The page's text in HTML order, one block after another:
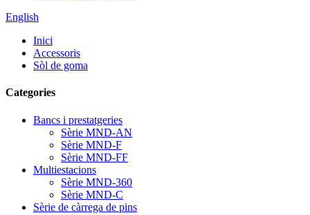
English
Inici
Accessoris
Sòl de goma
Categories
Bancs i prestatgeries
Sèrie MND-AN
Sèrie MND-F
Sèrie MND-FF
Multiestacions
Sèrie MND-360
Sèrie MND-C
Sèrie de càrrega de pins